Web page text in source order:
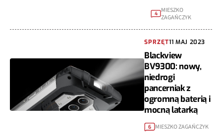
4
MIESZKO
ZAGAŃCZYK
SPRZĘT11 MAJ 2023
Blackview
BV9300: nowy,
niedrogi
pancerniak z
ogromną baterią i
mocną latarką
6 MIESZKO ZAGAŃCZYK